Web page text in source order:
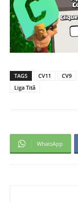
TAGS CV11 CV9
Liga Titã
WhatsApp